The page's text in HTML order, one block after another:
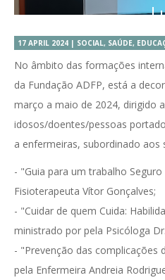
17 APRIL 2024 | SOCIAL, SAÚDE,
No âmbito das formações
da Fundação ADFP, está a
março a maio de 2024, dirigido
idosos/doentes/pessoas
a enfermeiras, subordinado aos
- "Guia para um trabalho
Fisioterapeuta Vítor Gonçalves;
- "Cuidar de quem Cuida:
ministrado por pela Psicóloga
- "Prevenção das complicações
pela Enfermeira Andreia